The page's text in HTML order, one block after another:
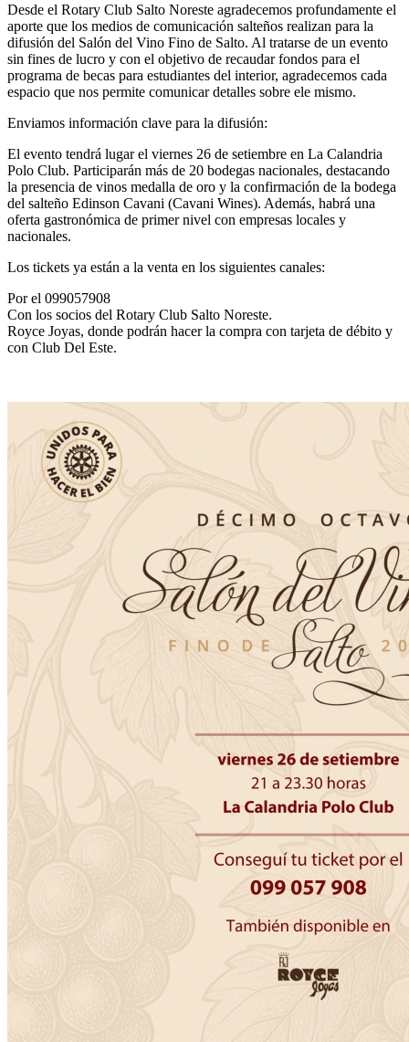
Desde el Rotary Club Salto Noreste agradecemos profundamente el
aporte que los medios de comunicación salteños realizan para la
difusión del Salón del Vino Fino de Salto. Al tratarse de un evento
sin fines de lucro y con el objetivo de recaudar fondos para el
programa de becas para estudiantes del interior, agradecemos cada
espacio que nos permite comunicar detalles sobre ele mismo.
Enviamos información clave para la difusión:
El evento tendrá lugar el viernes 26 de setiembre en La Calandria
Polo Club. Participarán más de 20 bodegas nacionales, destacando
la presencia de vinos medalla de oro y la confirmación de la bodega
del salteño Edinson Cavani (Cavani Wines). Además, habrá una
oferta gastronómica de primer nivel con empresas locales y
nacionales.
Los tickets ya están a la venta en los siguientes canales:
Por el 099057908
Con los socios del Rotary Club Salto Noreste.
Royce Joyas, donde podrán hacer la compra con tarjeta de débito y
con Club Del Este.